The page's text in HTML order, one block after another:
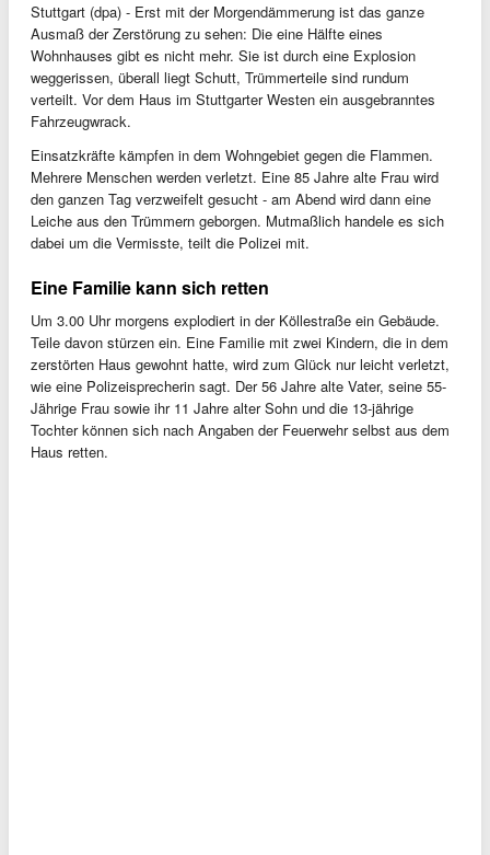
Stuttgart (dpa) - Erst mit der Morgendämmerung ist das ganze
Ausmaß der Zerstörung zu sehen: Die eine Hälfte eines
Wohnhauses gibt es nicht mehr. Sie ist durch eine Explosion
weggerissen, überall liegt Schutt, Trümmerteile sind rundum
verteilt. Vor dem Haus im Stuttgarter Westen ein ausgebranntes
Fahrzeugwrack.
Einsatzkräfte kämpfen in dem Wohngebiet gegen die Flammen.
Mehrere Menschen werden verletzt. Eine 85 Jahre alte Frau wird
den ganzen Tag verzweifelt gesucht - am Abend wird dann eine
Leiche aus den Trümmern geborgen. Mutmaßlich handele es sich
dabei um die Vermisste, teilt die Polizei mit.
Eine Familie kann sich retten
Um 3.00 Uhr morgens explodiert in der Köllestraße ein Gebäude.
Teile davon stürzen ein. Eine Familie mit zwei Kindern, die in dem
zerstörten Haus gewohnt hatte, wird zum Glück nur leicht verletzt,
wie eine Polizeisprecherin sagt. Der 56 Jahre alte Vater, seine 55-
Jährige Frau sowie ihr 11 Jahre alter Sohn und die 13-jährige
Tochter können sich nach Angaben der Feuerwehr selbst aus dem
Haus retten.